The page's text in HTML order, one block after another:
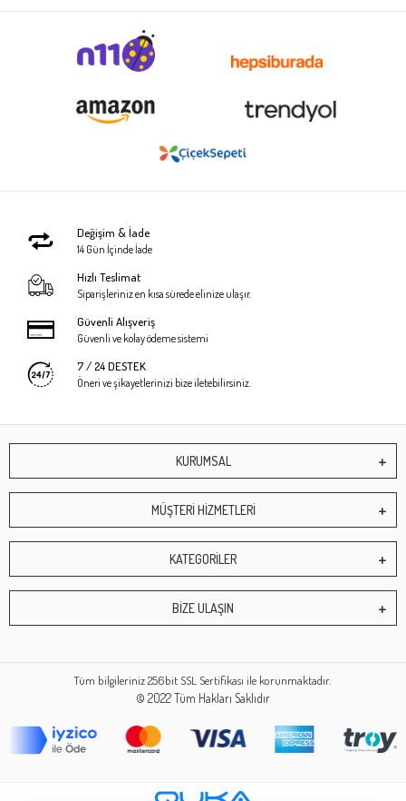
Değişim & İade
14 Gün İçinde İade
Hızlı Teslimat
Siparişleriniz en kısa sürede elinize ulaşır.
Güvenli Alışveriş
Güvenli ve kolay ödeme sistemi
7 / 24 DESTEK
Öneri ve şikayetlerinizi bize iletebilirsiniz.
KURUMSAL
MÜŞTERİ HİZMETLERİ
KATEGORİLER
BİZE ULAŞIN
Tüm bilgileriniz 256bit SSL Sertifikası ile korunmaktadır.
© 2022Tüm Hakları Saklıdır